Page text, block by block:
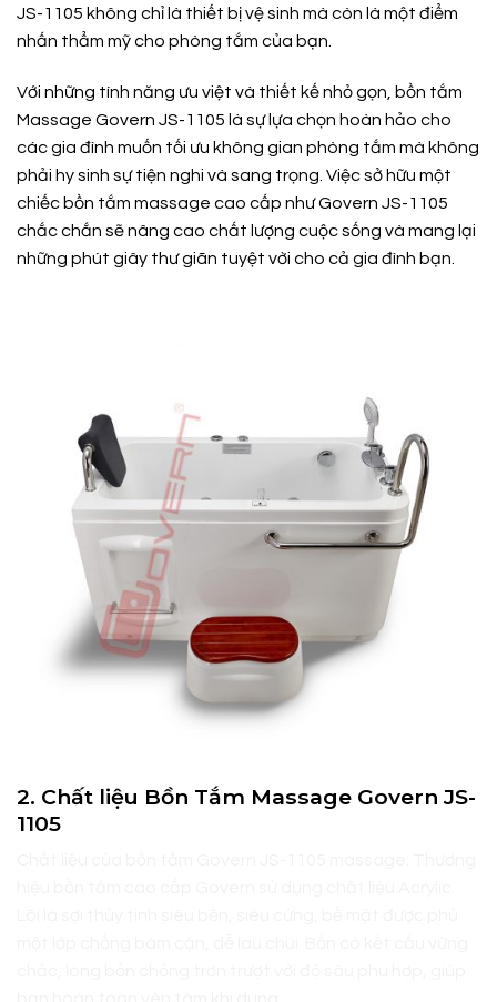
JS-1105 không chỉ là thiết bị vệ sinh mà còn là một điểm
nhấn thẩm mỹ cho phòng tắm của bạn.
Với những tính năng ưu việt và thiết kế nhỏ gọn, bồn tắm
Massage Govern JS-1105 là sự lựa chọn hoàn hảo cho
các gia đình muốn tối ưu không gian phòng tắm mà không
phải hy sinh sự tiện nghi và sang trọng. Việc sở hữu một
chiếc bồn tắm massage cao cấp như Govern JS-1105
chắc chắn sẽ nâng cao chất lượng cuộc sống và mang lại
những phút giây thư giãn tuyệt vời cho cả gia đình bạn.
2. Chất liệu Bồn Tắm Massage Govern JS-
1105